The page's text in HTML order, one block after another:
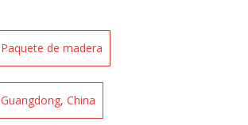
Paquete de madera
Guangdong, China